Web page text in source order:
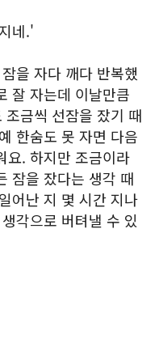
네.'
을 자다 깨다 반복했
잘 자는데 이날만큼
금씩 선잠을 잤기 때
한숨도 못 자면 다음
요. 하지만 조금이라
잠을 잤다는 생각 때
어난 지 몇 시간 지나
각으로 버텨낼 수 있